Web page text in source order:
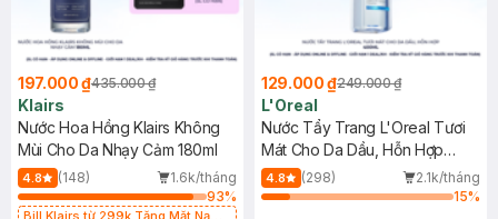
197.000 ₫435.000 ₫
Klairs
Nước Hoa Hồng Klairs Không
Mùi Cho Da Nhạy Cảm 180ml
4.8 (148)
1.6k/tháng
93%
Bill Klairs từ 299k Tặng Mặt Nạ
129.000 ₫249.000 ₫
L'Oreal
Nước Tẩy Trang L'Oreal Tươi
Mát Cho Da Dầu, Hỗn Hợp
400ml
4.8 (298)
2.1k/tháng
15%